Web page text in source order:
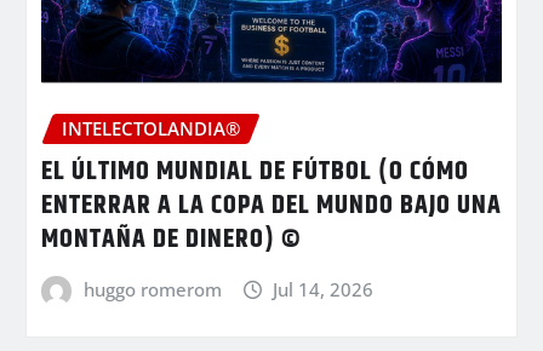
INTELECTOLANDIA®
EL ÚLTIMO MUNDIAL DE FÚTBOL (O CÓMO
ENTERRAR A LA COPA DEL MUNDO BAJO UNA
MONTAÑA DE DINERO) ©
huggo romerom Jul 14, 2026